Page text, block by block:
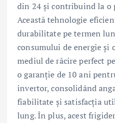
din 24 și contribuind la o
Această tehnologie
durabilitate pe termen
consumului de energie și
mediul de răcire perfect
o garanție de 10 ani
invertor, consolidând
fiabilitate și satisfacția
lung. În plus, acest